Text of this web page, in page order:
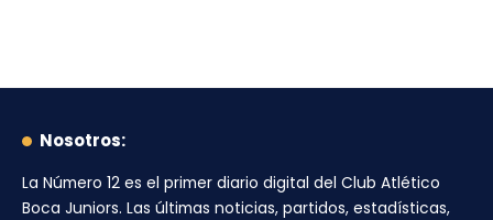
Nosotros:
La Número 12 es el primer diario digital del Club Atlético
Boca Juniors. Las últimas noticias, partidos, estadísticas,